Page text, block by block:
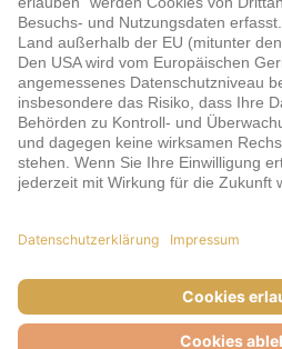
Zahlungsarten & Sicherheit
AGB
Datenschutz